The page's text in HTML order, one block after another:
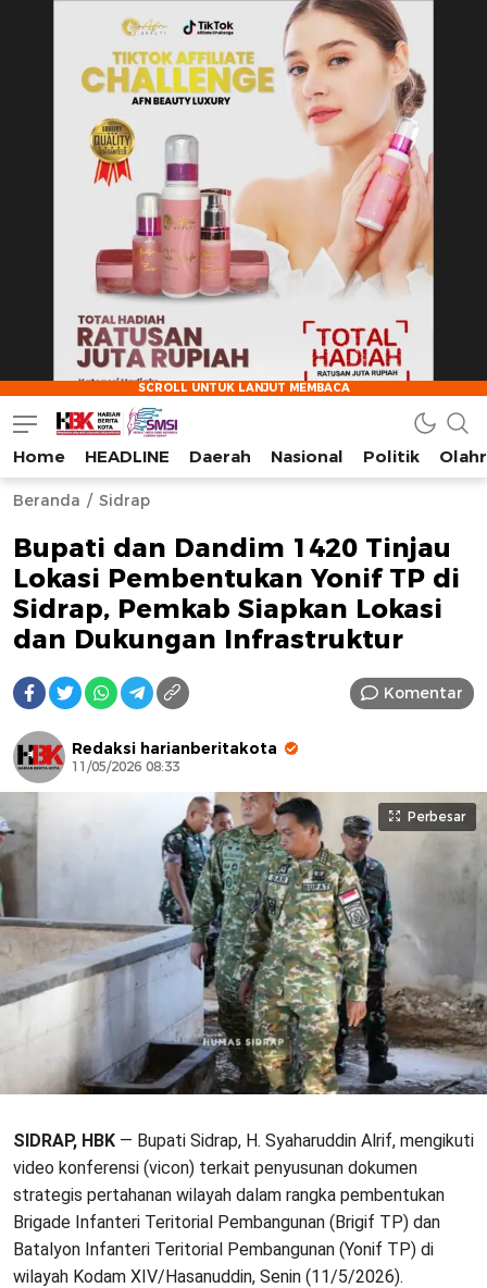
AFN BEAUTY LUXURY
HarianBeritaKota
Mengabarkan Setiap Detil, Sudut, dan Cerita Kota
Home HEADLINE Daerah Nasional Politik
Beranda Sidrap
Bupati dan Dandim 1420 Tinjau
Lokasi Pembentukan Yonif TP di
Sidrap, Pemkab Siapkan Lokasi
dan Dukungan Infrastruktur
Komentar
Redaksi harianberitakota
11/05/2026 08:33
Perbesar
SIDRAP, HBK — Bupati Sidrap, H. Syaharuddin Alrif, mengikuti
video konferensi (vicon) terkait penyusunan dokumen
strategis pertahanan wilayah dalam rangka pembentukan
Brigade Infanteri Teritorial Pembangunan (Brigif TP) dan
Batalyon Infanteri Teritorial Pembangunan (Yonif TP) di
wilayah Kodam XIV/Hasanuddin, Senin (11/5/2026).